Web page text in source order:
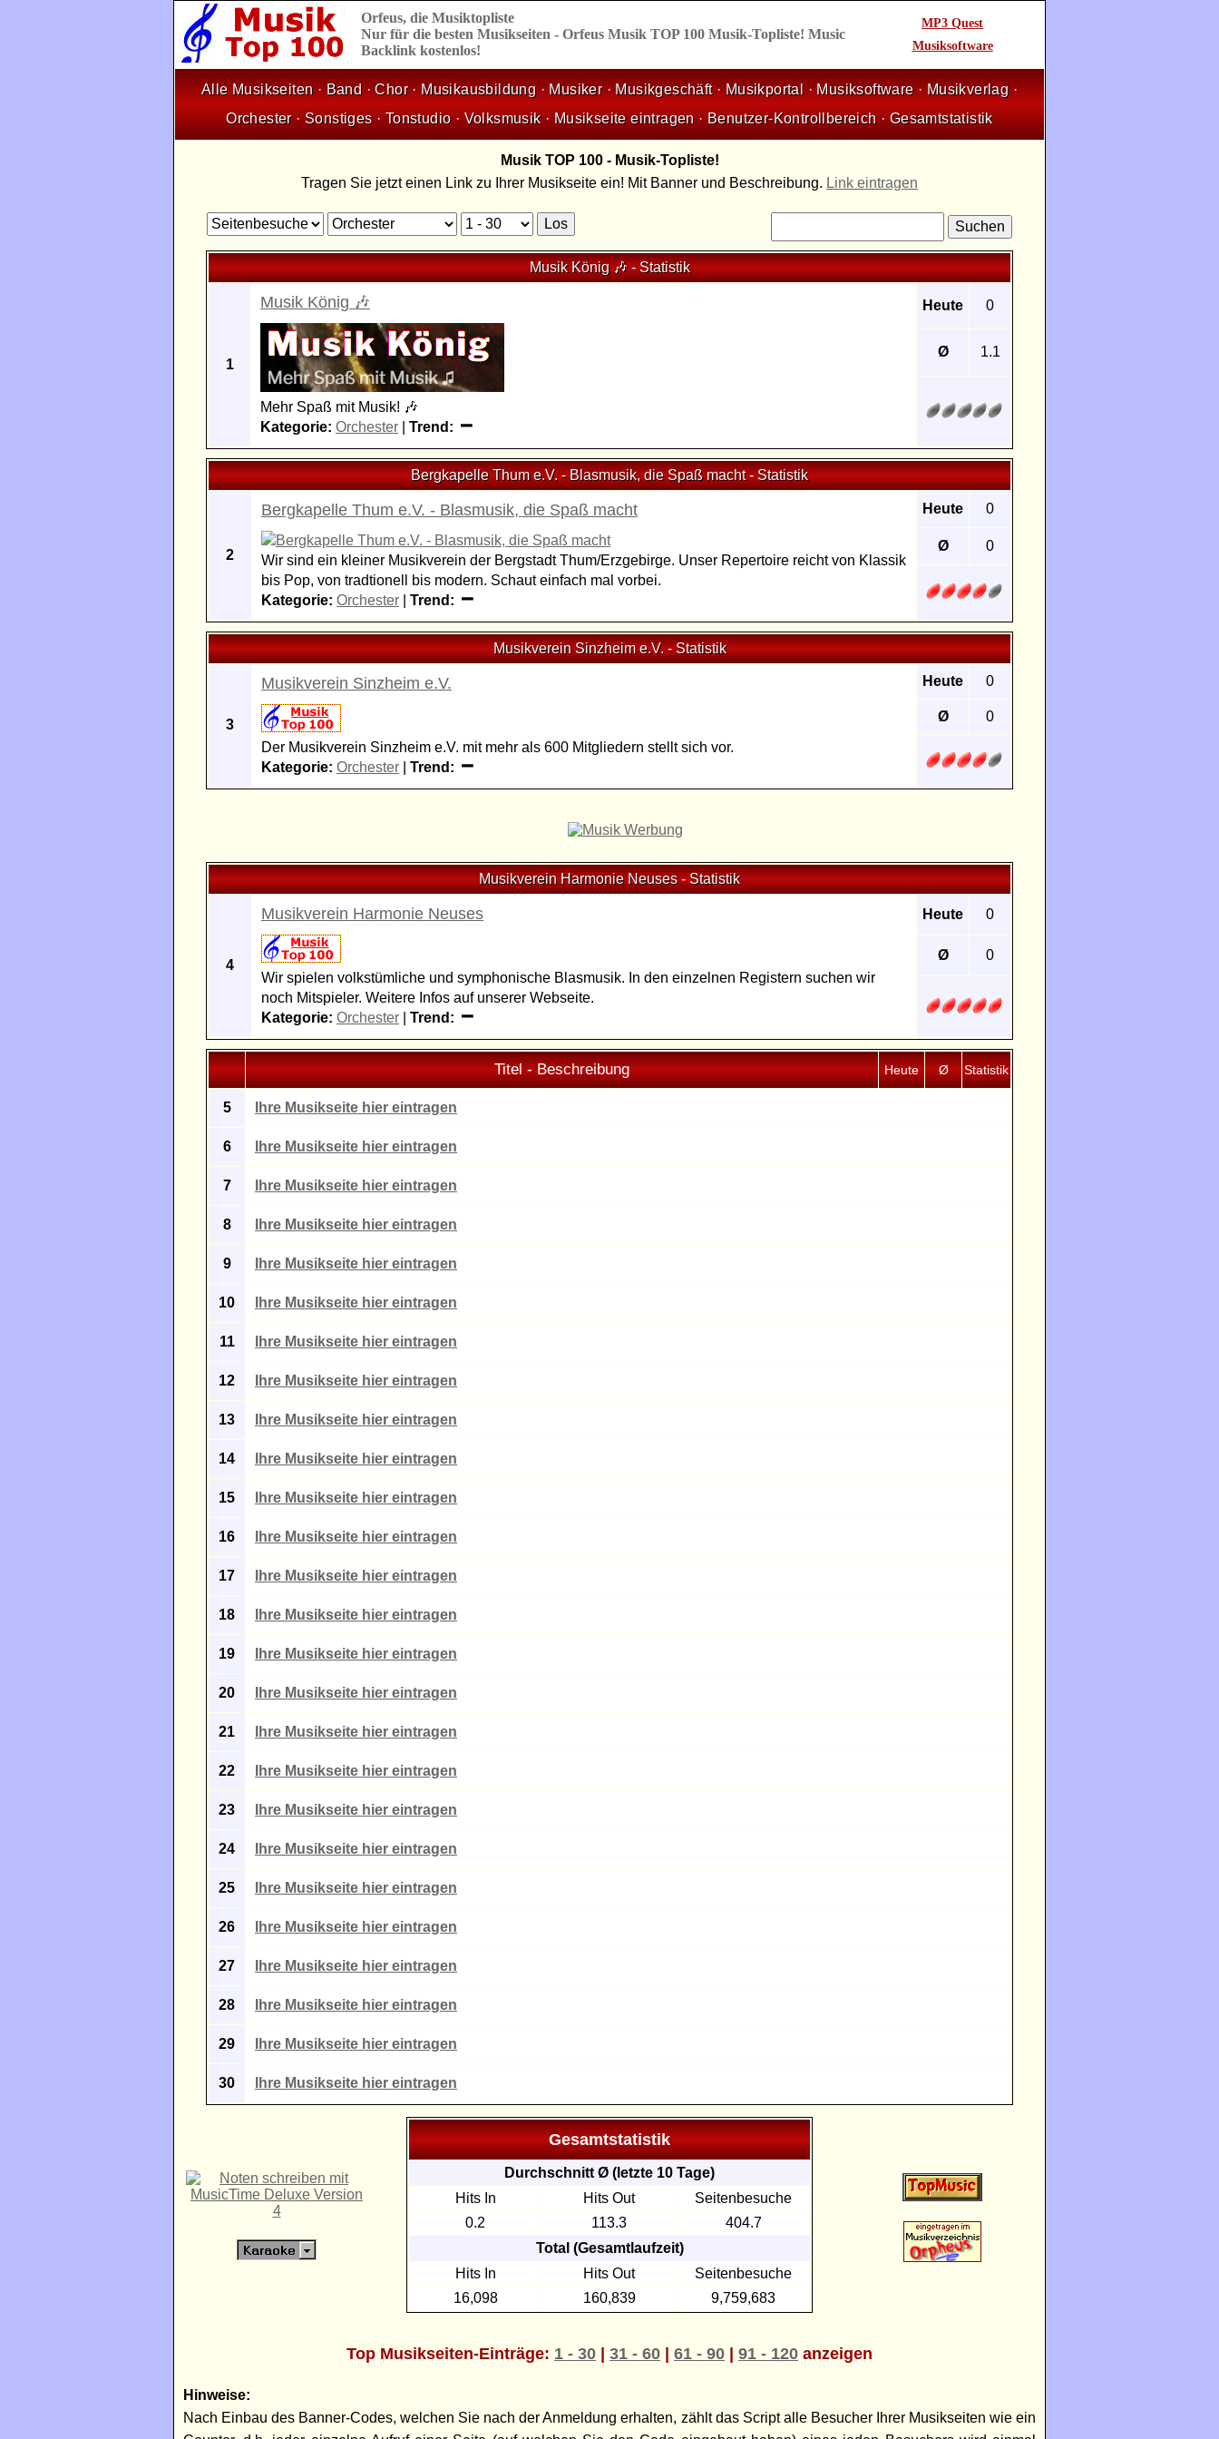
Orfeus, die Musiktopliste
Nur für die besten Musikseiten - Orfeus Musik TOP 100 Musik-Topliste! Music
Backlink kostenlos!
MP3 Quest
Musiksoftware
Alle Musikseiten · Band ·Chor· Musikausbildung · Musiker· Musikgeschäft· Musikportal · Musiksoftware· Musikverlag ·
Orchester· Sonstiges· Tonstudio· Volksmusik· Musikseite eintragen · Benutzer-Kontrollbereich · Gesamtstatistik
Musik TOP 100 - Musik-Topliste!
Tragen Sie jetzt einen Link zu Ihrer Musikseite ein! Mit Banner und Beschreibung. Link eintragen
Musik König 🎶-Statistik
1
Musik König 🎶
Mehr Spaß mit Musik! 🎶
Kategorie: Orchester Trend:
Heute 0
Ø 1.1
Bergkapelle Thum e.V. - Blasmusik, die Spaß macht-Statistik
2
Bergkapelle Thum e.V. - Blasmusik, die Spaß macht
Wir sind ein kleiner Musikverein der Bergstadt Thum/Erzgebirge. Unser Repertoire reicht von Klassik
bis Pop, von tradtionell bis modern. Schaut einfach mal vorbei.
Kategorie: Orchester Trend:
Heute 0
Ø 0
Musikverein Sinzheim e.V.-Statistik
3
Musikverein Sinzheim e.V.
Der Musikverein Sinzheim e.V. mit mehr als 600 Mitgliedern stellt sich vor.
Kategorie: Orchester Trend:
Heute 0
Ø 0
Musikverein Harmonie Neuses-Statistik
4
Musikverein Harmonie Neuses
Wir spielen volkstümliche und symphonische Blasmusik. In den einzelnen Registern suchen wir
noch Mitspieler. Weitere Infos auf unserer Webseite.
Kategorie: Orchester Trend:
Heute 0
Ø 0
Titel - Beschreibung Heute Ø Statistik
5 Ihre Musikseite hier eintragen
6 Ihre Musikseite hier eintragen
7 Ihre Musikseite hier eintragen
8 Ihre Musikseite hier eintragen
9 Ihre Musikseite hier eintragen
10 Ihre Musikseite hier eintragen
11 Ihre Musikseite hier eintragen
12 Ihre Musikseite hier eintragen
13 Ihre Musikseite hier eintragen
14 Ihre Musikseite hier eintragen
15 Ihre Musikseite hier eintragen
16 Ihre Musikseite hier eintragen
17 Ihre Musikseite hier eintragen
18 Ihre Musikseite hier eintragen
19 Ihre Musikseite hier eintragen
20 Ihre Musikseite hier eintragen
21 Ihre Musikseite hier eintragen
22 Ihre Musikseite hier eintragen
23 Ihre Musikseite hier eintragen
24 Ihre Musikseite hier eintragen
25 Ihre Musikseite hier eintragen
26 Ihre Musikseite hier eintragen
27 Ihre Musikseite hier eintragen
28 Ihre Musikseite hier eintragen
29 Ihre Musikseite hier eintragen
30 Ihre Musikseite hier eintragen
Gesamtstatistik
Durchschnitt Ø (letzte 10 Tage)
Hits In
Hits Out
Seitenbesuche
0.2
113.3
404.7
Total (Gesamtlaufzeit)
Hits In
Hits Out
Seitenbesuche
16,098
160,839 9,759,683
Top Musikseiten-Einträge: 1 - 30 31 - 60 61 - 90 91 - 120 anzeigen
Hinweise:
Nach Einbau des Banner-Codes, welchen Sie nach der Anmeldung erhalten, zählt das Script alle Besucher Ihrer Musikseiten wie ein